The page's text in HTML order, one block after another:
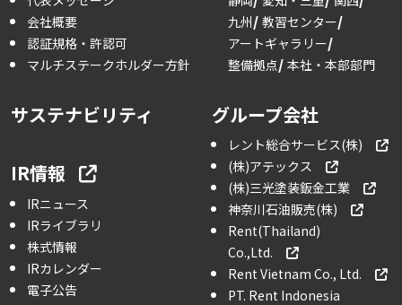
会社概要
認証規格・許認可
マルチステークホルダー方針
サステナビリティ
IR情報
IRニュース
IRライブラリ
株式情報
IRカレンダー
電子公告
九州 教習センター
アートギャラリー
整備拠点 本社・本部部門
グループ会社
レント総合サービス(株)
(株)アテックス
(株)三光塗装鈑金工業
神奈川石油販売(株)
Rent(Thailand)
Co.,Ltd.
Rent Vietnam Co., Ltd.
PT. Rent Indonesia